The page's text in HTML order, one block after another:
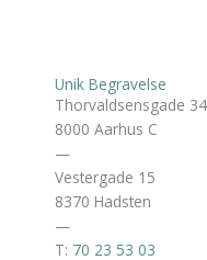
Unik Begravelse
Thorvaldsensgade 34
8000 Aarhus C
—
Vestergade 15
8370 Hadsten
—
T: 70 23 53 03